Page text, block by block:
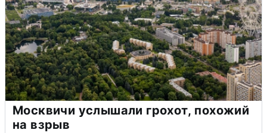
Москвичи услышали грохот, похожий
на взрыв